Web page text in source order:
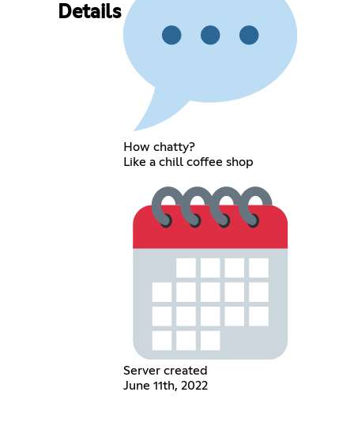
Details
How chatty?
Like a chill coffee shop
Server created
June 11th, 2022